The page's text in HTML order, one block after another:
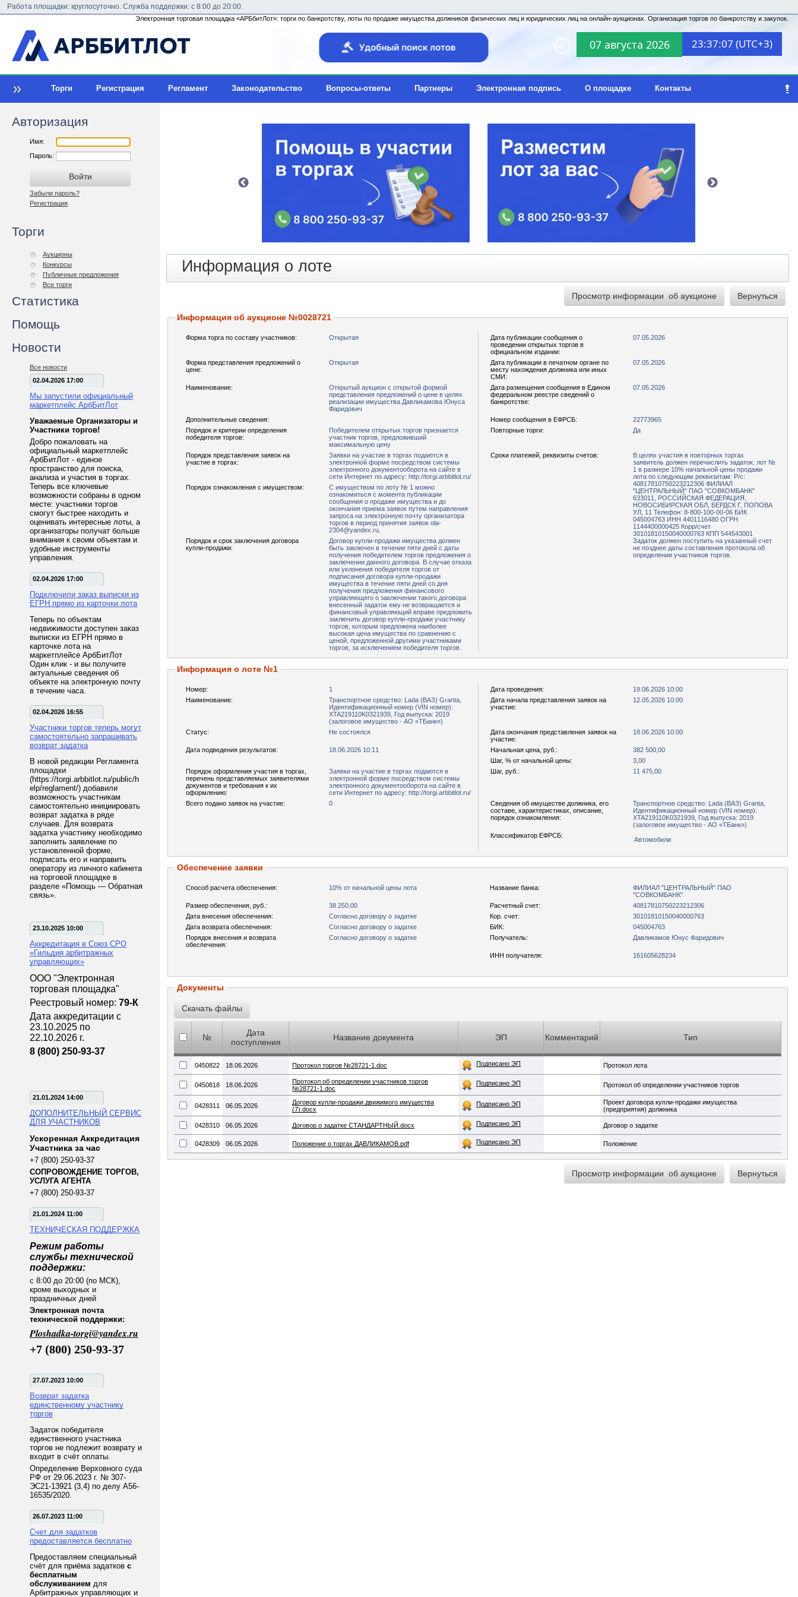
07 августа 2026 23:37:07 (UTC+3)
Работа площадки: круглосуточно. Служба поддержки: с 8:00 до 20:00.
Электронная торговая площадка «АРБбитЛот»: торги по банкротству, лоты по продаже имущества должников физических лиц и юридических лиц на онлайн-аукционах. Организация торгов по банкротству и закупок.
Торги Регистрация Регламент Законодательство Вопросы-ответы Партнеры Электронная подпись О площадке Контакты
Авторизация
Имя:
Пароль:
Забыли пароль?
Регистрация
Торги
Аукционы
Конкурсы
Публичные предложения
Все торги
Статистика
Помощь
Новости
Все новости
02.04.2026 17:00
Мы запустили официальный
маркетплейс АрбБитЛот
Уважаемые Организаторы и
Участники торгов!
Добро пожаловать на
официальный маркетплейс
АрбБитЛот - единое
пространство для поиска,
анализа и участия в торгах.
Теперь все ключевые
возможности собраны в одном
месте: участники торгов
смогут быстрее находить и
оценивать интересные лоты, а
организаторы получат больше
внимания к своим объектам и
удобные инструменты
управления.
02.04.2026 17:00
Подключили заказ выписки из
ЕГРН прямо из карточки лота
Теперь по объектам
недвижимости доступен заказ
выписки из ЕГРН прямо в
карточке лота на
маркетплейсе АрбБитЛот
Один клик - и вы получите
актуальные сведения об
объекте на электронную почту
в течение часа.
02.04.2026 16:55
Участники торгов теперь могут
самостоятельно запрашивать
возврат задатка
В новой редакции Регламента
площадки
(https://torgi.arbbitlot.ru/public/h
elp/reglament/) добавили
возможность участникам
самостоятельно инициировать
возврат задатка в ряде
случаев. Для возврата
задатка участнику необходимо
заполнить заявление по
установленной форме,
подписать его и направить
оператору из личного кабинета
на торговой площадке в
разделе «Помощь — Обратная
связь».
23.10.2025 10:00
Аккредитация в Союз СРО
«Гильдия арбитражных
управляющих»
ООО "Электронная
торговая площадка"
Реестровый номер: 79-К
Дата аккредитации с
23.10.2025 по
22.10.2026 г.
8 (800) 250-93-37
21.01.2024 14:00
ДОПОЛНИТЕЛЬНЫЙ СЕРВИС
ДЛЯ УЧАСТНИКОВ
Ускоренная Аккредитация
Участника за час
+7 (800) 250-93-37
СОПРОВОЖДЕНИЕ ТОРГОВ,
УСЛУГА АГЕНТА
+7 (800) 250-93-37
21.01.2024 11:00
ТЕХНИЧЕСКАЯ ПОДДЕРЖКА
Режим работы
службы технической
поддержки:
с 8:00 до 20:00 (по МСК),
кроме выходных и
праздничных дней
Электронная почта
технической поддержки:
Ploshadka-torgi@yandex.ru
+7 (800) 250-93-37
27.07.2023 10:00
Возврат задатка
единственному участнику
торгов
Задаток победителя
единственного участника
торгов не подлежит возврату и
входит в счёт оплаты.
Определение Верховного суда
РФ от 29.06.2023 г. № 307-
ЭС21-13921 (3,4) по делу А56-
16535/2020.
26.07.2023 11:00
Счет для задатков
предоставляется бесплатно
Предоставляем специальный
счёт для приёма задатков с
бесплатным
обслуживанием для
Арбитражных управляющих и
Информация о лоте
Информация об аукционе №0028721
Форма торга по составу участников: Открытая
Дата публикации сообщения о
проведении открытых торгов в
официальном издании:
07.05.2026
Форма представления предложений о
цене:
Открытая
Дата публикации в печатном органе по
месту нахождения должника или иных
СМИ:
07.05.2026
Наименование:
Открытый аукцион с открытой формой
представления предложений о цене в целях
реализации имущества Давликамова Юнуса
Фаридович
Дата размещения сообщения в Едином
федеральном реестре сведений о
банкротстве:
07.05.2026
Дополнительные сведения: Номер сообщения в ЕФРСБ:
22773965
Порядок и критерии определения
победителя торгов:
Победителем открытых торгов признается
участник торгов, предложивший
максимальную цену
Повторные торги: Да
Порядок представления заявок на
участие в торгах:
Заявки на участие в торгах подаются в
электронной форме посредством системы
электронного документооборота на сайте в
сети Интернет по адресу: http://torgi.arbbitlot.ru/
Сроки платежей, реквизиты счетов:
В целях участия в повторных торгах
заявитель должен перечислить задаток: лот №
1 в размере 10% начальной цены продажи
лота по следующим реквизитам: Р/с:
40817810750223212306 ФИЛИАЛ
"ЦЕНТРАЛЬНЫЙ" ПАО "СОВКОМБАНК"
633011, РОССИЙСКАЯ ФЕДЕРАЦИЯ,
НОВОСИБИРСКАЯ ОБЛ, БЕРДСК Г, ПОПОВА
УЛ, 11 Телефон: 8-800-100-00-06 БИК
045004763 ИНН 4401116480 ОГРН
1144400000425 Корр/счет
30101810150040000763 КПП 544543001
Задаток должен поступить на указанный счет
не позднее даты составления протокола об
определении участников торгов.
Порядок ознакомления с имуществом:
С имуществом по лоту № 1 можно
ознакомиться с момента публикации
сообщения о продаже имущества и до
окончания приема заявок путем направления
запроса на электронную почту организатора
торгов в период принятия заявок ola-
2304@yandex.ru.
Порядок и срок заключения договора
купли-продажи:
Договор купли-продажи имущества должен
быть заключен в течение пяти дней с даты
получения победителем торгов предложения о
заключении данного договора. В случае отказа
или уклонения победителя торгов от
подписания договора купли-продажи
имущества в течение пяти дней со дня
получения предложения финансового
управляющего о заключении такого договора
внесенный задаток ему не возвращается и
финансовый управляющий вправе предложить
заключить договор купли-продажи участнику
торгов, которым предложена наиболее
высокая цена имущества по сравнению с
ценой, предложенной другими участниками
торгов, за исключением победителя торгов.
Информация о лоте №1
Номер: 1 Дата проведения:
19.06.2026 10:00
Наименование:
Транспортное средство: Lada (ВАЗ) Granta,
Идентификационный номер (VIN номер):
XTA219110K0321939, Год выпуска: 2019
(залоговое имущество - АО «ТБанк»)
Дата начала представления заявок на
участие:
12.05.2026 10:00
Статус: Не состоялся
Дата окончания представления заявок на
участие:
18.06.2026 10:00
Дата подведения результатов: 18.06.2026 10:11 Начальная цена, руб.:
382 500,00
Шаг, % от начальной цены:
3,00
Порядок оформления участия в торгах,
перечень представляемых заявителями
документов и требования к их
оформлению:
Заявки на участие в торгах подаются в
электронной форме посредством системы
электронного документооборота на сайте в
сети Интернет по адресу: http://torgi.arbbitlot.ru/
Шаг, руб.: 11 475,00
Всего подано заявок на участие: 0
Сведения об имуществе должника, его
составе, характеристиках, описание,
порядок ознакомления:
Транспортное средство: Lada (ВАЗ) Granta,
Идентификационный номер (VIN номер):
XTA219110K0321939, Год выпуска: 2019
(залоговое имущество - АО «ТБанк»)
Классификатор ЕФРСБ:
Автомобили
Обеспечение заявки
Способ расчета обеспечения: 10% от начальной цены лота Название банка:
ФИЛИАЛ "ЦЕНТРАЛЬНЫЙ" ПАО
"СОВКОМБАНК"
Размер обеспечения, руб.:
38 250,00 Расчетный счет:
40817810750223212306
Дата внесения обеспечения:
Согласно договору о задатке Кор. счет:
30101810150040000763
Дата возврата обеспечения:
Согласно договору о задатке БИК:
045004763
Порядок внесения и возврата
обеспечения:
Согласно договору о задатке Получатель: Давликамов Юнус Фаридович
ИНН получателя: 161605628234
Документы
№
Дата
поступления
Название документа ЭП Комментарий Тип
0450822 18.06.2026 Протокол торгов №28721-1.doc Подписано ЭП Протокол лота
0450818 18.06.2026
Протокол об определении участников торгов
№28721-1.doc
Подписано ЭП Протокол об определении участников торгов
0428311 06.05.2026
Договор купли-продажи движимого имущества
(7).docx
Подписано ЭП
Проект договора купли-продажи имущества
(предприятия) должника
0428310 06.05.2026 Договор о задатке СТАНДАРТНЫЙ.docx Подписано ЭП Договор о задатке
0428309 06.05.2026 Положение о торгах ДАВЛИКАМОВ.pdf Подписано ЭП Положение